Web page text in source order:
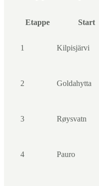
Etappe Start
1 Kilpisjärvi
2 Goldahytta
3 Røysvatn
4 Pauro